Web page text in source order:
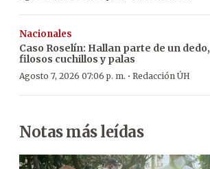
Nacionales
Caso Roselín: Hallan parte de un dedo,
filosos cuchillos y palas
Agosto 7, 2026 07:06 p. m. · Redacción ÚH
Notas más leídas